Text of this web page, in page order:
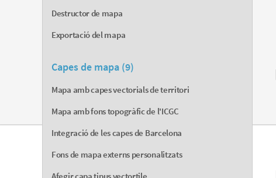
Destructor de mapa
Exportació del mapa
Capes de mapa (9)
Mapa amb capes vectorials de territori
Mapa amb fons topogràfic de l'ICGC
Integració de les capes de Barcelona
Fons de mapa externs personalitzats